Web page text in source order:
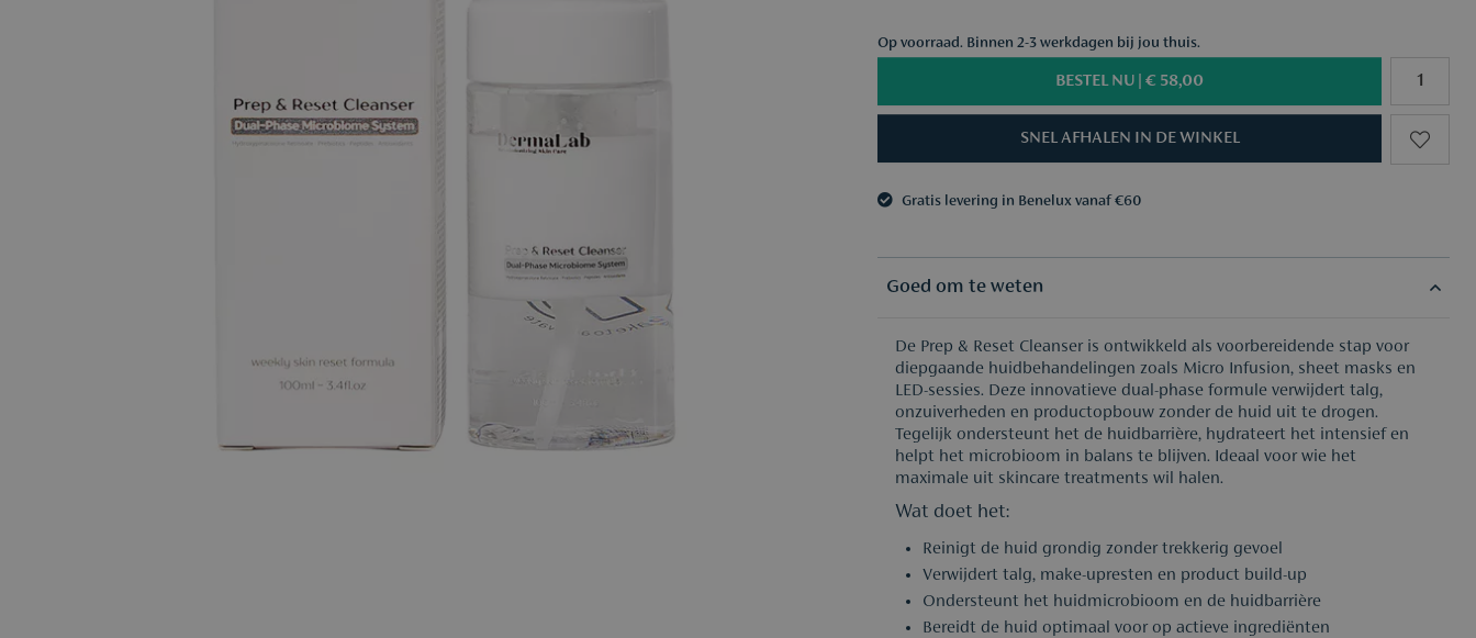
Op voorraad. Binnen 2-3 werkdagen bij jou thuis.
BESTEL NU |€ 58,00
SNEL AFHALEN IN DE WINKEL
Gratis levering in Benelux vanaf €60
Goed om te weten
De Prep & Reset Cleanser is ontwikkeld als voorbereidende stap voor
diepgaande huidbehandelingen zoals Micro Infusion, sheet masks en
LED-sessies. Deze innovatieve dual-phase formule verwijdert talg,
onzuiverheden en productopbouw zonder de huid uit te drogen.
Tegelijk ondersteunt het de huidbarrière, hydrateert het intensief en
helpt het microbioom in balans te blijven. Ideaal voor wie het
maximale uit skincare treatments wil halen.
Wat doet het:
Reinigt de huid grondig zonder trekkerig gevoel
Verwijdert talg, make-upresten en product build-up
Ondersteunt het huidmicrobioom en de huidbarrière
Bereidt de huid optimaal voor op actieve ingrediënten